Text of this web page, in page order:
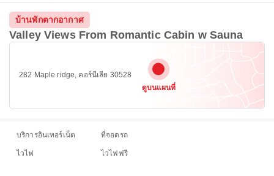
บ้านพักตากอากาศ
Valley Views From Romantic Cabin w Sauna
282 Maple ridge, คอร์นีเลีย 30528
ดูบนแผนที่
บริการอินเทอร์เน็ต ที่จอดรถ
ไวไฟ ไวไฟฟรี